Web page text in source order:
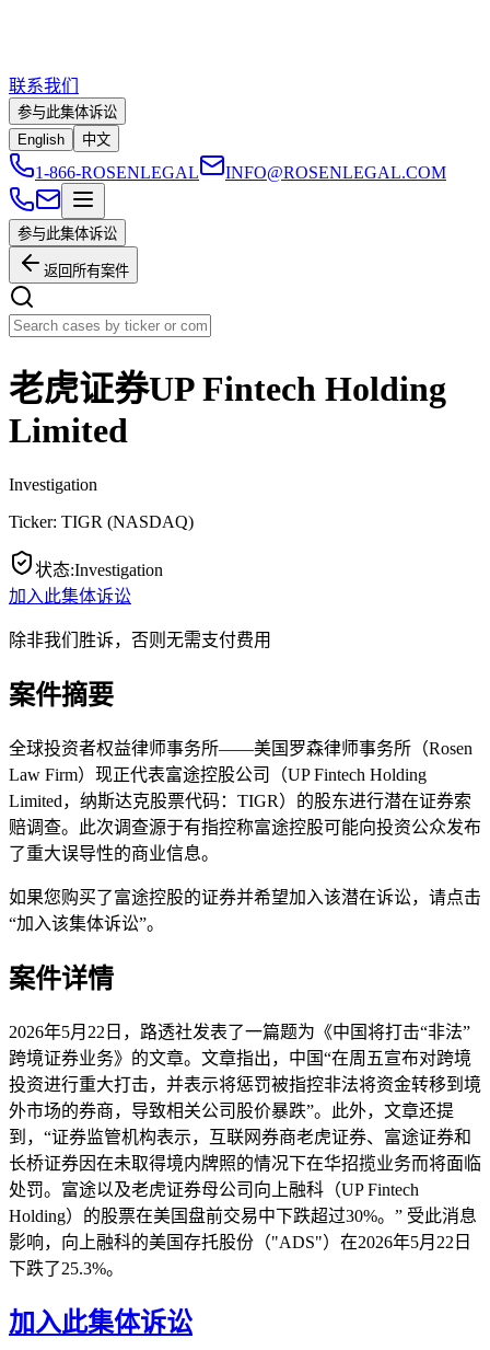
联系我们
参与此集体诉讼
English
中文
1-866-ROSENLEGAL INFO@ROSENLEGAL.COM
参与此集体诉讼
返回所有案件
老虎证券UP Fintech Holding
Limited
Investigation
Ticker: TIGR (NASDAQ)
状态:Investigation
加入此集体诉讼
除非我们胜诉，否则无需支付费用
案件摘要
全球投资者权益律师事务所——美国罗森律师事务所（Rosen
Law Firm）现正代表富途控股公司（UP Fintech Holding
Limited，纳斯达克股票代码：TIGR）的股东进行潜在证券索
赔调查。此次调查源于有指控称富途控股可能向投资公众发布
了重大误导性的商业信息。
如果您购买了富途控股的证券并希望加入该潜在诉讼，请点击
“加入该集体诉讼”。
案件详情
2026年5月22日，路透社发表了一篇题为《中国将打击“非法”
跨境证券业务》的文章。文章指出，中国“在周五宣布对跨境
投资进行重大打击，并表示将惩罚被指控非法将资金转移到境
外市场的券商，导致相关公司股价暴跌”。此外，文章还提
到，“证券监管机构表示，互联网券商老虎证券、富途证券和
长桥证券因在未取得境内牌照的情况下在华招揽业务而将面临
处罚。富途以及老虎证券母公司向上融科（UP Fintech
Holding）的股票在美国盘前交易中下跌超过30%。” 受此消息
影响，向上融科的美国存托股份（"ADS"）在2026年5月22日
下跌了25.3%。
加入此集体诉讼